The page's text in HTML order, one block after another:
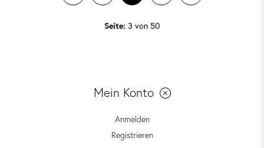
Seite: 3 von 50
Mein Konto
Anmelden
Registrieren